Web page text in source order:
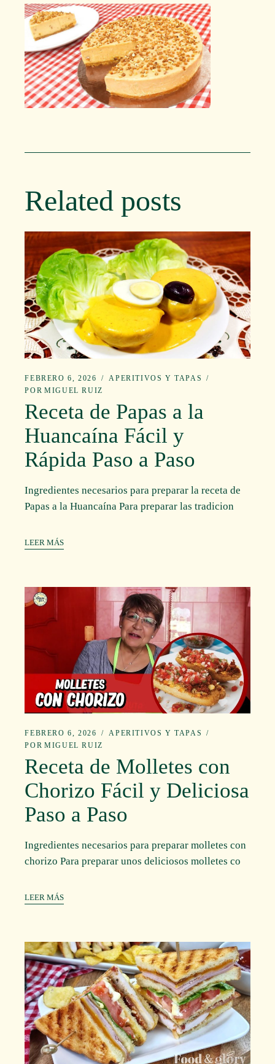
Related posts
FEBRERO 6, 2026
APERITIVOS Y TAPAS
POR MIGUEL RUIZ
Receta de Papas a la
Huancaína Fácil y
Rápida Paso a Paso
Ingredientes necesarios para preparar la receta de
Papas a la Huancaína Para preparar las tradicion
LEER MÁS
FEBRERO 6, 2026
APERITIVOS Y TAPAS
POR MIGUEL RUIZ
Receta de Molletes con
Chorizo Fácil y Deliciosa
Paso a Paso
Ingredientes necesarios para preparar molletes con
chorizo Para preparar unos deliciosos molletes co
LEER MÁS